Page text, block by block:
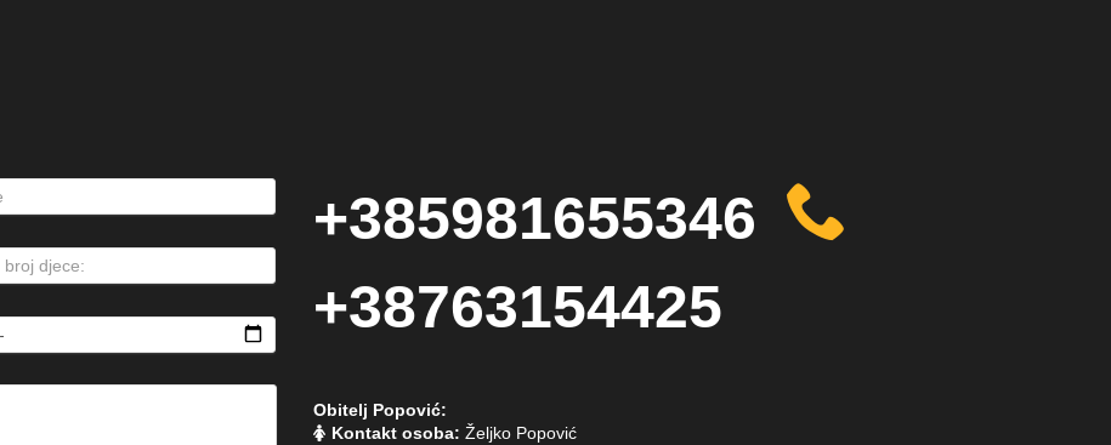
+385981655346
+38763154425
Obitelj Popović:
Kontakt osoba: Željko Popović